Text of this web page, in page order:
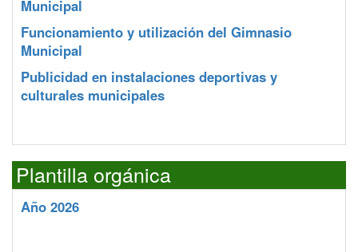
Municipal
Funcionamiento y utilización del Gimnasio
Municipal
Publicidad en instalaciones deportivas y
culturales municipales
Plantilla orgánica
Año 2026